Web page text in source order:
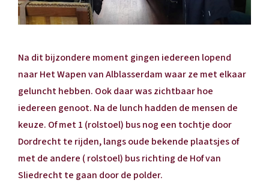
Na dit bijzondere moment gingen iedereen lopend
naar Het Wapen van Alblasserdam waar ze met elkaar
geluncht hebben. Ook daar was zichtbaar hoe
iedereen genoot. Na de lunch hadden de mensen de
keuze. Of met 1 (rolstoel) bus nog een tochtje door
Dordrecht te rijden, langs oude bekende plaatsjes of
met de andere ( rolstoel) bus richting de Hof van
Sliedrecht te gaan door de polder.